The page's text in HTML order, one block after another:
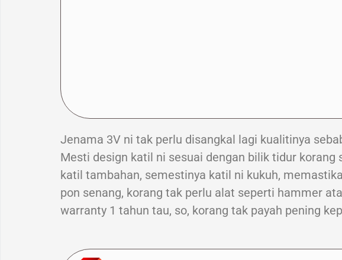
Jenama 3V ni tak perlu disangkal lagi kualitinya
Mesti design katil ni sesuai dengan bilik tidur korang
katil tambahan, semestinya katil ni kukuh,
pon senang, korang tak perlu alat seperti hammer
warranty 1 tahun tau, so, korang tak payah pening